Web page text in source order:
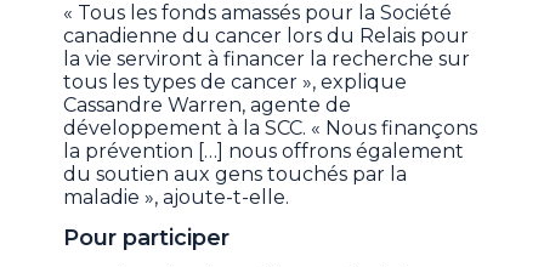
« Tous les fonds amassés pour la Société
canadienne du cancer lors du Relais pour
la vie serviront à financer la recherche sur
tous les types de cancer », explique
Cassandre Warren, agente de
développement à la SCC. « Nous finançons
la prévention […] nous offrons également
du soutien aux gens touchés par la
maladie », ajoute-t-elle.
Pour participer